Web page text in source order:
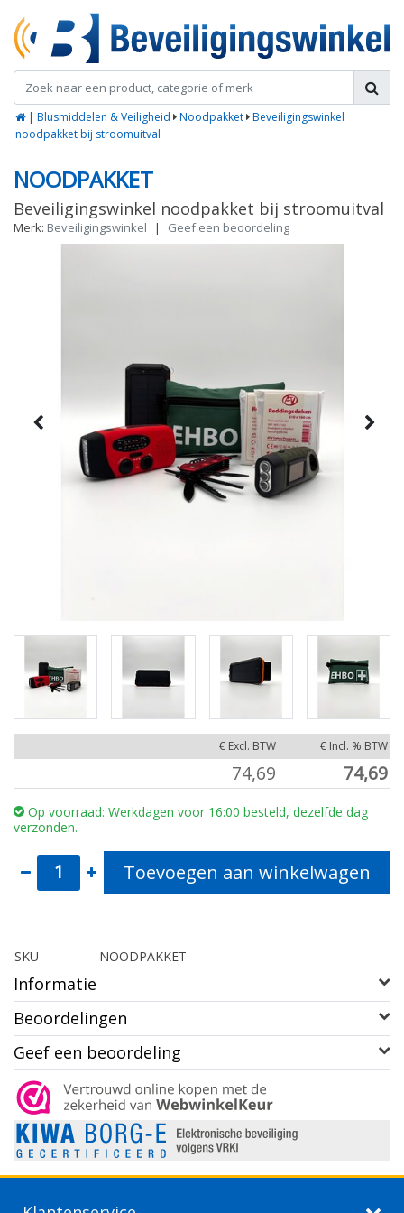
| Blusmiddelen & Veiligheid Noodpakket Beveiligingswinkel
noodpakket bij stroomuitval
NOODPAKKET
Beveiligingswinkel noodpakket bij stroomuitval
Merk: Beveiligingswinkel | Geef een beoordeling
€ Excl. BTW € Incl. % BTW
74,69 74,69
Op voorraad: Werkdagen voor 16:00 besteld, dezelfde dag
verzonden.
Toevoegen aan winkelwagen
SKU NOODPAKKET
Informatie
Beoordelingen
Geef een beoordeling